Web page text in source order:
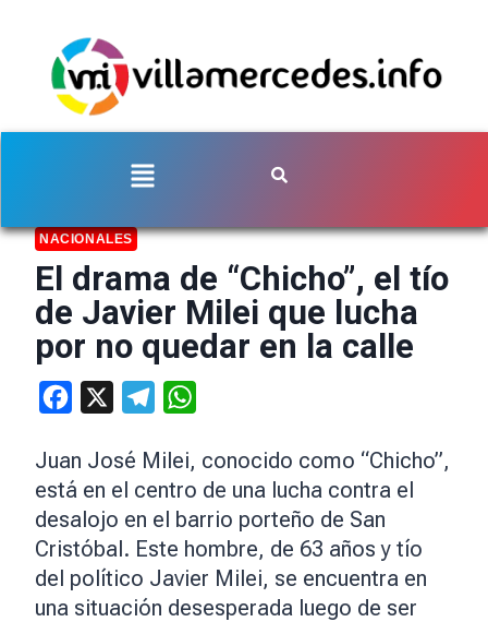
NACIONALES
El drama de “Chicho”, el tío
de Javier Milei que lucha
por no quedar en la calle
Facebook Telegram
Juan José Milei, conocido como “Chicho”,
está en el centro de una lucha contra el
desalojo en el barrio porteño de San
Cristóbal. Este hombre, de 63 años y tío
del político Javier Milei, se encuentra en
una situación desesperada luego de ser